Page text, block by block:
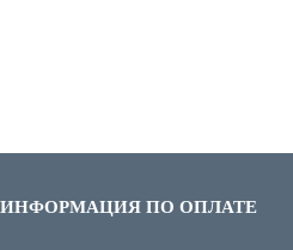
ИНФОРМАЦИЯ ПО ОПЛАТЕ